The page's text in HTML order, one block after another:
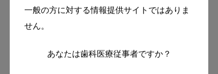
一般の方に対する情報提供サイトではありま
せん。
あなたは歯科医療従事者ですか？
2011年4月の歯科健診では6年生51名が永久歯カ
リエスフリーを達成し、日本歯科医師会長賞を
著書に『父母ヶ浜2000日』（近著）をはじめ